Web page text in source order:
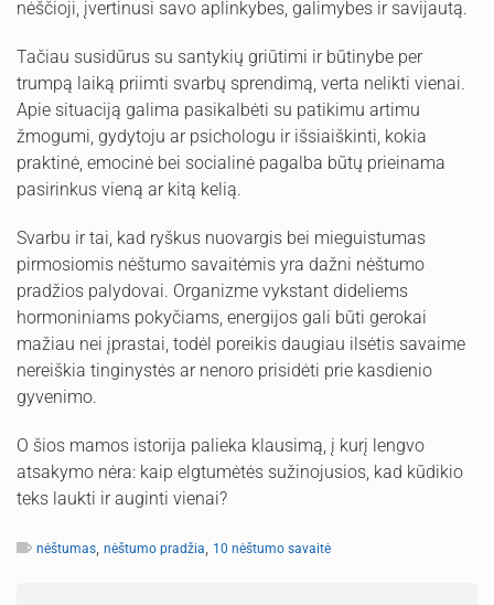
nėščioji, įvertinusi savo aplinkybes, galimybes ir savijautą.
Tačiau susidūrus su santykių griūtimi ir būtinybe per
trumpą laiką priimti svarbų sprendimą, verta nelikti vienai.
Apie situaciją galima pasikalbėti su patikimu artimu
žmogumi, gydytoju ar psichologu ir išsiaiškinti, kokia
praktinė, emocinė bei socialinė pagalba būtų prieinama
pasirinkus vieną ar kitą kelią.
Svarbu ir tai, kad ryškus nuovargis bei mieguistumas
pirmosiomis nėštumo savaitėmis yra dažni nėštumo
pradžios palydovai. Organizme vykstant dideliems
hormoniniams pokyčiams, energijos gali būti gerokai
mažiau nei įprastai, todėl poreikis daugiau ilsėtis savaime
nereiškia tinginystės ar nenoro prisidėti prie kasdienio
gyvenimo.
O šios mamos istorija palieka klausimą, į kurį lengvo
atsakymo nėra: kaip elgtumėtės sužinojusios, kad kūdikio
teks laukti ir auginti vienai?
nėštumas, nėštumo pradžia, 10 nėštumo savaitė